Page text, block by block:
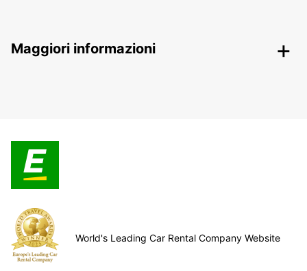
Maggiori informazioni
World's Leading Car Rental Company Website